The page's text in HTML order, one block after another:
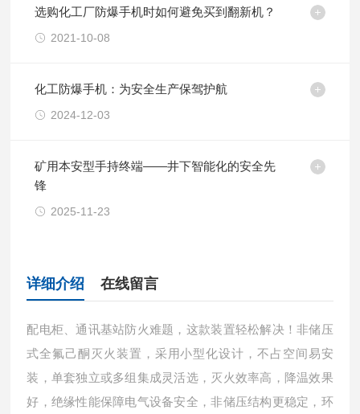
选购化工厂防爆手机时如何避免买到翻新机？
2021-10-08
化工防爆手机：为安全生产保驾护航
2024-12-03
矿用本安型手持终端——井下智能化的安全先
锋
2025-11-23
详细介绍 在线留言
配电柜、通讯基站防火难题，这款装置轻松解决！非储压
式全氟己酮灭火装置，采用小型化设计，不占空间易安
装，单套独立或多组集成灵活选，灭火效率高，降温效果
好，绝缘性能保障电气设备安全，非储压结构更稳定，环